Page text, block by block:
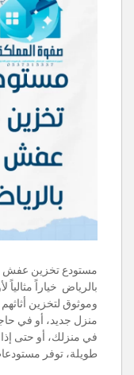
مستودع تخزين عفش
بالرياض خياراً
وموثوق لتخزين
منزل جديد، أو في
في منزلك، أو حتى
طويلة، توفر